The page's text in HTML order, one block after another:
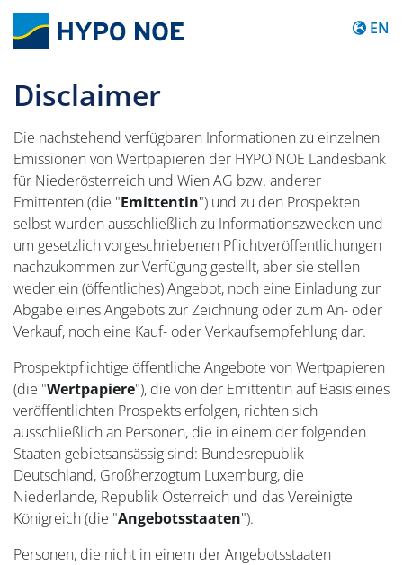
EN
Disclaimer
Die nachstehend verfügbaren Informationen zu einzelnen
Emissionen von Wertpapieren der HYPO NOE Landesbank
für Niederösterreich und Wien AG bzw. anderer
Emittenten (die "Emittentin") und zu den Prospekten
selbst wurden ausschließlich zu Informationszwecken und
um gesetzlich vorgeschriebenen Pflichtveröffentlichungen
nachzukommen zur Verfügung gestellt, aber sie stellen
weder ein (öffentliches) Angebot, noch eine Einladung zur
Abgabe eines Angebots zur Zeichnung oder zum An- oder
Verkauf, noch eine Kauf- oder Verkaufsempfehlung dar.
Prospektpflichtige öffentliche Angebote von Wertpapieren
(die "Wertpapiere"), die von der Emittentin auf Basis eines
veröffentlichten Prospekts erfolgen, richten sich
ausschließlich an Personen, die in einem der folgenden
Staaten gebietsansässig sind: Bundesrepublik
Deutschland, Großherzogtum Luxemburg, die
Niederlande, Republik Österreich und das Vereinigte
Königreich (die "Angebotsstaaten").
Personen, die nicht in einem der Angebotsstaaten